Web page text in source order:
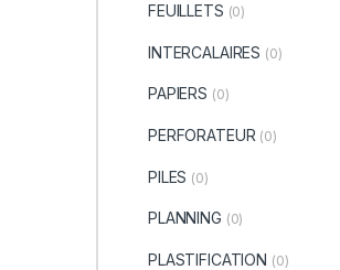
FEUILLETS (0)
INTERCALAIRES (0)
PAPIERS (0)
PERFORATEUR (0)
PILES (0)
PLANNING (0)
PLASTIFICATION (0)